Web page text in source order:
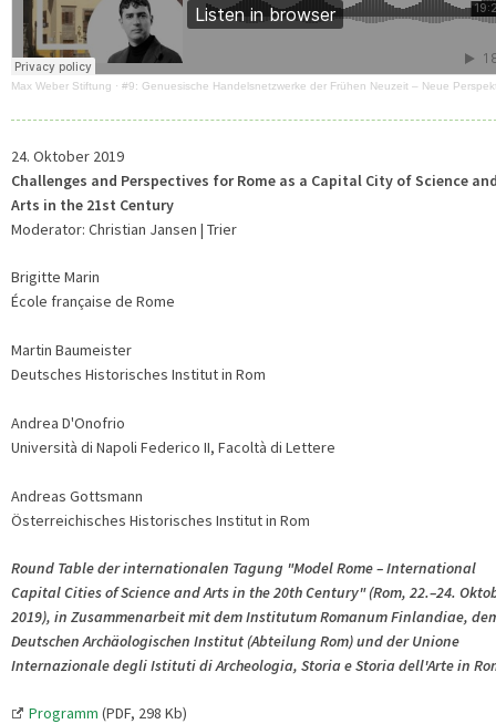
Max Weber Stiftung · #9: Genuesische Handelsnetzwerke der Frühen Neuzeit – Neue
24. Oktober 2019
Challenges and Perspectives for Rome as a Capital City of Science
Arts in the 21st Century
Moderator: Christian Jansen | Trier
Brigitte Marin
École française de Rome
Martin Baumeister
Deutsches Historisches Institut in Rom
Andrea D'Onofrio
Università di Napoli Federico II, Facoltà di Lettere
Andreas Gottsmann
Österreichisches Historisches Institut in Rom
Round Table der internationalen Tagung "Model Rome – International
Capital Cities of Science and Arts in the 20th Century" (Rom, 22.–24.
2019), in Zusammenarbeit mit dem Institutum Romanum Finlandiae,
Deutschen Archäologischen Institut (Abteilung Rom) und der Unione
Internazionale degli Istituti di Archeologia, Storia e Storia dell'Arte in
Programm (PDF, 298 Kb)